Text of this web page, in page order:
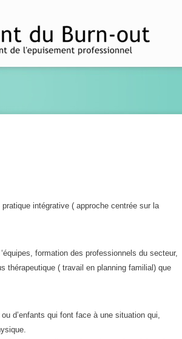
intégrative ( approche centrée sur la
formation des professionnels du secteur,
thérapeutique ( travail en planning familial) que
d’enfants qui font face à une situation qui,